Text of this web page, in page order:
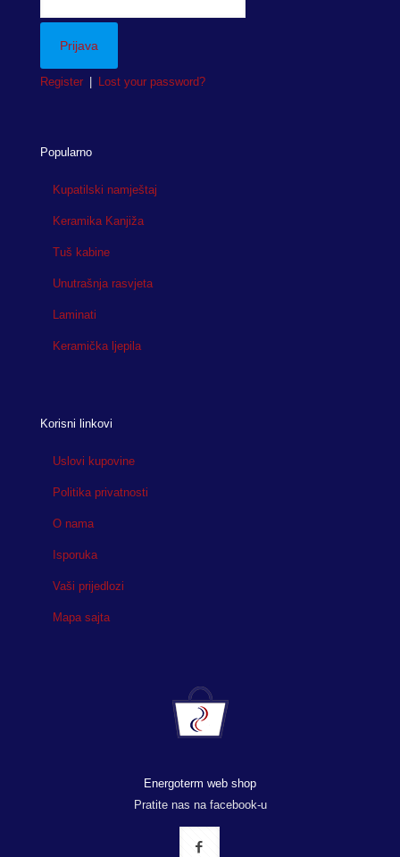
Register Lost your password?
Popularno
Kupatilski namještaj
Keramika Kanjiža
Tuš kabine
Unutrašnja rasvjeta
Laminati
Keramička ljepila
Korisni linkovi
Uslovi kupovine
Politika privatnosti
O nama
Isporuka
Vaši prijedlozi
Mapa sajta
Energoterm web shop
Pratite nas na facebook-u